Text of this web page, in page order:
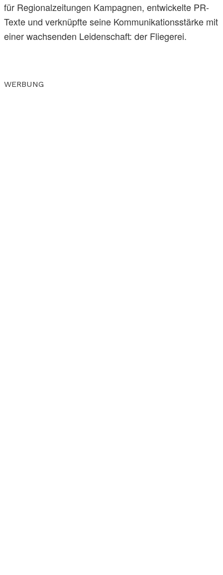
für Regionalzeitungen Kampagnen, entwickelte PR-
Texte und verknüpfte seine Kommunikationsstärke mit
einer wachsenden Leidenschaft: der Fliegerei.
WERBUNG